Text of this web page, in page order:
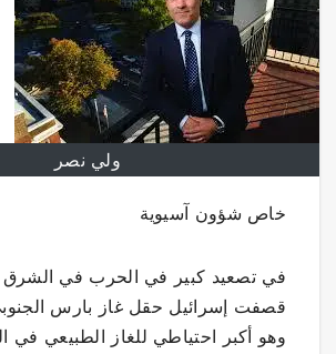
ولي نصر
خاص شؤون آسيوية
في تصعيد كبير في الحرب في الشرق
قصفت إسرائيل حقل غاز بارس
وهو أكبر احتياطي للغاز الطبيعي في